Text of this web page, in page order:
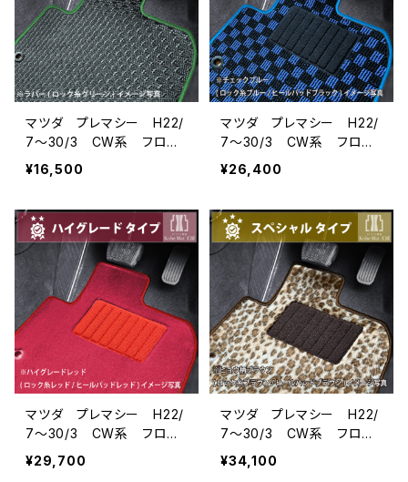
マツダ プレマシー H22/
7〜30/3 CW系 フロア
マット一式 カーマット 防
水 ラバータイプ
¥16,500
マツダ プレマシー H22/
7〜30/3 CW系 フロア
マット一式 カーマット ス
タンダードタイプ
¥26,400
マツダ プレマシー H22/
7〜30/3 CW系 フロア
マット一式 カーマット ハ
イグレードタイプ
¥29,700
マツダ プレマシー H22/
7〜30/3 CW系 フロア
マット一式 カーマット ス
ペシャルタイプ
¥34,100